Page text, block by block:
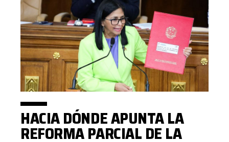
HACIA DÓNDE APUNTA LA
REFORMA PARCIAL DE LA